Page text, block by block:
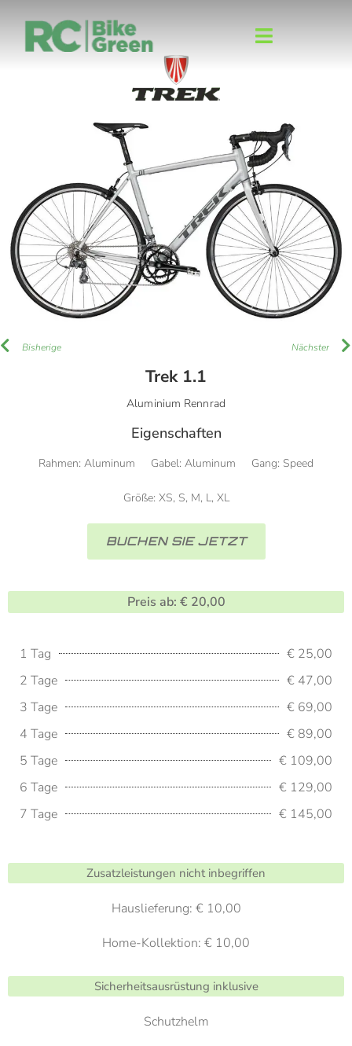
Bisherige Nächster
Trek 1.1
Aluminium Rennrad
Eigenschaften
Rahmen: Aluminum Gabel: Aluminum Gang: Speed
Größe: XS, S, M, L, XL
BUCHEN SIE JETZT
Preis ab: € 20,00
1 Tag
€ 25,00
2 Tage
€ 47,00
3 Tage
€ 69,00
4 Tage
€ 89,00
5 Tage
€ 109,00
6 Tage
€ 129,00
7 Tage
€ 145,00
Zusatzleistungen nicht inbegriffen
Hauslieferung: € 10,00
Home-Kollektion: € 10,00
Sicherheitsausrüstung inklusive
Schutzhelm